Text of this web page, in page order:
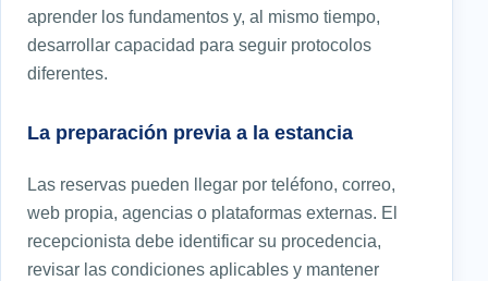
aprender los fundamentos y, al mismo tiempo,
desarrollar capacidad para seguir protocolos
diferentes.
La preparación previa a la estancia
Las reservas pueden llegar por teléfono, correo,
web propia, agencias o plataformas externas. El
recepcionista debe identificar su procedencia,
revisar las condiciones aplicables y mantener